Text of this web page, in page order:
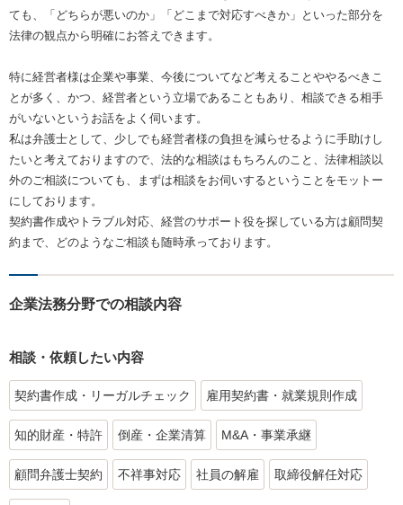
ても、「どちらが悪いのか」「どこまで対応すべきか」といった部分を
法律の観点から明確にお答えできます。
特に経営者様は企業や事業、今後についてなど考えることややるべきこ
とが多く、かつ、経営者という立場であることもあり、相談できる相手
がいないというお話をよく伺います。
私は弁護士として、少しでも経営者様の負担を減らせるように手助けし
たいと考えておりますので、法的な相談はもちろんのこと、法律相談以
外のご相談についても、まずは相談をお伺いするということをモットー
にしております。
契約書作成やトラブル対応、経営のサポート役を探している方は顧問契
約まで、どのようなご相談も随時承っております。
企業法務分野での相談内容
相談・依頼したい内容
契約書作成・リーガルチェック 雇用契約書・就業規則作成
知的財産・特許 倒産・企業清算 M&A・事業承継
顧問弁護士契約 不祥事対応 社員の解雇 取締役解任対応